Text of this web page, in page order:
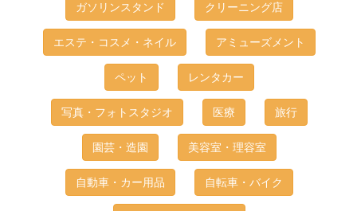
ガソリンスタンド クリーニング店
エステ・コスメ・ネイル アミューズメント
ペット レンタカー
写真・フォトスタジオ 医療 旅行
園芸・造園 美容室・理容室
自動車・カー用品 自転車・バイク